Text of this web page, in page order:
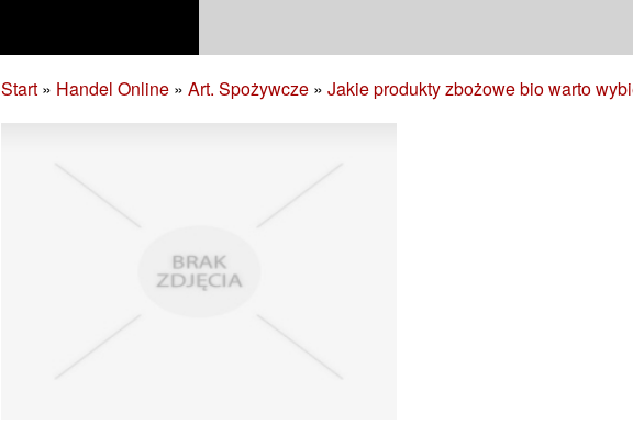
Start » Handel Online » Art. Spożywcze » Jakie produkty zbożowe bio warto